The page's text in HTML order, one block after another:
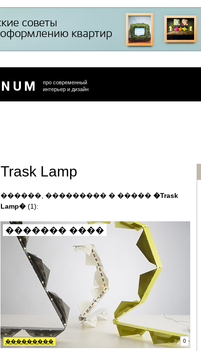
про современный
интерьер и дизайн
Trask Lamp
������, ��������� � ����� �Trask
Lamp�(1):
������� ����
0
���������